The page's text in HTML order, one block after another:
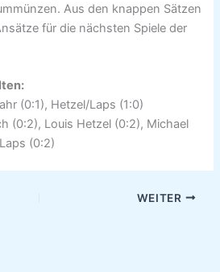
Aus den knappen Sätzen
für die nächsten Spiele der
(0:1), Hetzel/Laps (1:0)
(0:2), Louis Hetzel (0:2), Michael
(0:2)
WEITER